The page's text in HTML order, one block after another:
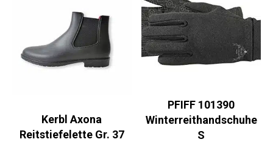
Kerbl Axona
Reitstiefelette Gr. 37
PFIFF 101390
Winterreithandschuhe
S